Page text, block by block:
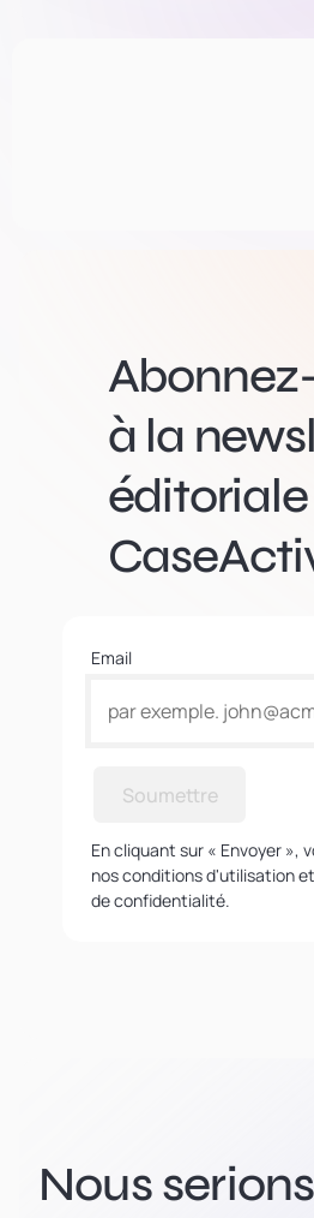
à la
Email
Soumettre
En cliquant sur « Envoyer »,
nos conditions d'utilisation
de confidentialité.
Nous